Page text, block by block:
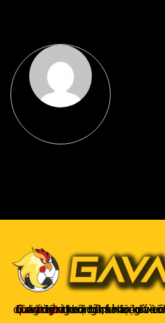
Gavangtv
không chỉ là nơi xem bóng mà còn là một cộng đồng để người hâm mộ kết nối và trao đổi cảm xúc. Trong quá